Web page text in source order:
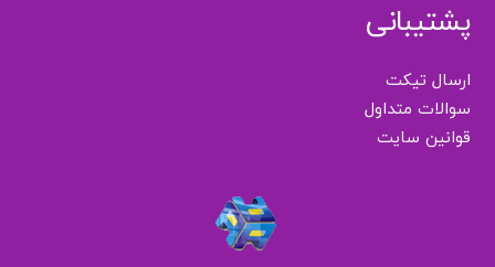
پشتیبانی
ارسال تیکت
سوالات متداول
قوانین سایت